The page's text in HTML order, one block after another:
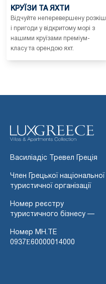
КРУЇЗИ ТА ЯХТИ
Відчуйте неперевершену розкіш
і пригоди у відкритому морі з
нашими круїзами преміум-
класу та орендою яхт.
Василіадіс Тревел Греція
Член Грецької національної
туристичної організації
Номер реєстру
туристичного бізнесу —
Номер MH.TE
0937Ε60000014000